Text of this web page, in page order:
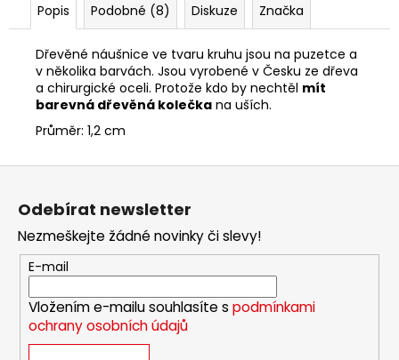
Popis Podobné (8) Diskuze Značka
Dřevěné náušnice ve tvaru kruhu jsou na puzetce a
v několika barvách. Jsou vyrobené v Česku ze dřeva
a chirurgické oceli. Protože kdo by nechtěl mít
barevná dřevěná kolečka na uších.
Průměr: 1,2 cm
Z
Odebírat newsletter
Nezmeškejte žádné novinky či slevy!
E-mail
Vložením e-mailu souhlasíte s podmínkami
ochrany osobních údajů